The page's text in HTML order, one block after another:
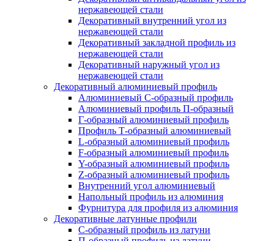
нержавеющей стали
Декоративный внутренний угол из
нержавеющей стали
Декоративный закладной профиль из
нержавеющей стали
Декоративный наружный угол из
нержавеющей стали
Декоративный алюминиевый профиль
Алюминиевый С-образный профиль
Алюминиевый профиль П-образный
Г-образный алюминиевый профиль
Профиль Т-образный алюминиевый
L-образный алюминиевый профиль
F-образный алюминиевый профиль
Y-образный алюминиевый профиль
Z-образный алюминиевый профиль
Внутренний угол алюминиевый
Напольный профиль из алюминия
Фурнитура для профиля из алюминия
Декоративные латунные профили
C-образный профиль из латуни